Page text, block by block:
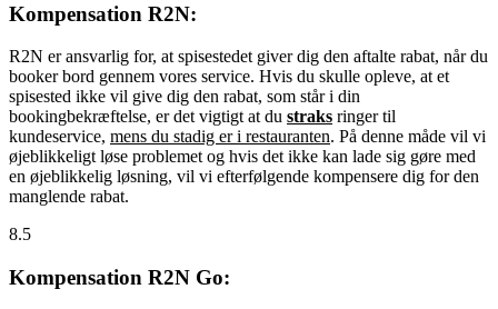
Kompensation R2N:
R2N er ansvarlig for, at spisestedet giver dig den aftalte rabat, når du
booker bord gennem vores service. Hvis du skulle opleve, at et
spisested ikke vil give dig den rabat, som står i din
bookingbekræftelse, er det vigtigt at du straks ringer til
kundeservice, mens du stadig er i restauranten. På denne måde vil vi
øjeblikkeligt løse problemet og hvis det ikke kan lade sig gøre med
en øjeblikkelig løsning, vil vi efterfølgende kompensere dig for den
manglende rabat.
8.5
Kompensation R2N Go: